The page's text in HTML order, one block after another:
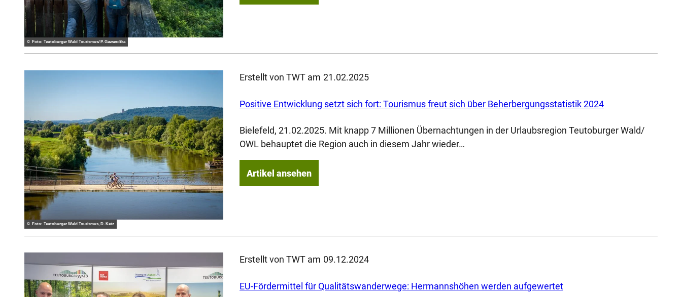
© Foto: Teutoburger Wald Tourismus/ P. Gawandtka
© Foto: Teutoburger Wald Tourismus, D. Ketz
Erstellt von TWT am 21.02.2025
Positive Entwicklung setzt sich fort: Tourismus freut sich über Beherbergungsstatistik 2024
Bielefeld, 21.02.2025. Mit knapp 7 Millionen Übernachtungen in der Urlaubsregion Teutoburger Wald/
OWL behauptet die Region auch in diesem Jahr wieder…
Artikel ansehen
Erstellt von TWT am 09.12.2024
EU-Fördermittel für Qualitätswanderwege: Hermannshöhen werden aufgewertet